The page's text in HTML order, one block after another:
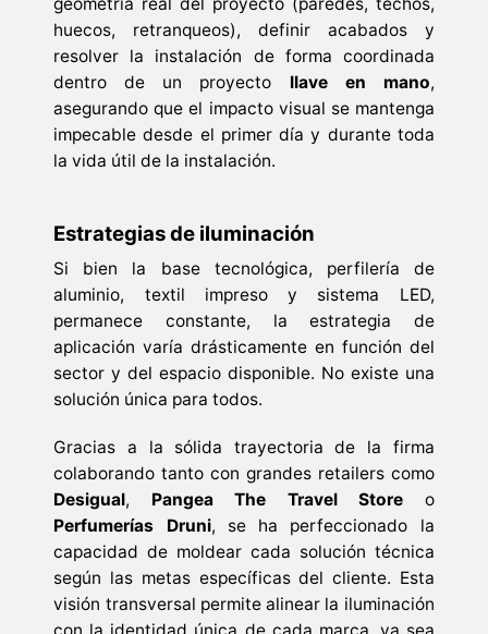
huecos, retranqueos), definir acabados y
resolver la instalación de forma coordinada
dentro de un proyecto llave en mano,
asegurando que el impacto visual se mantenga
impecable desde el primer día y durante toda
la vida útil de la instalación.
Estrategias de iluminación
Si bien la base tecnológica, perfilería de
aluminio, textil impreso y sistema LED,
permanece constante, la estrategia de
aplicación varía drásticamente en función del
sector y del espacio disponible. No existe una
solución única para todos.
Gracias a la sólida trayectoria de la firma
colaborando tanto con grandes retailers como
Desigual, Pangea The Travel Store o
Perfumerías Druni, se ha perfeccionado la
capacidad de moldear cada solución técnica
según las metas específicas del cliente. Esta
visión transversal permite alinear la iluminación